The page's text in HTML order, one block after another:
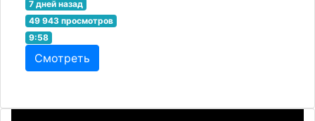
7 дней назад
49 943 просмотров
9:58
Смотреть